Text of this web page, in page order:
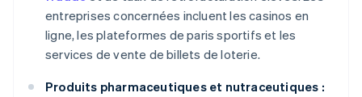
entreprises concernées incluent les casinos en
ligne, les plateformes de paris sportifs et les
services de vente de billets de loterie.
Produits pharmaceutiques et nutraceutiques :